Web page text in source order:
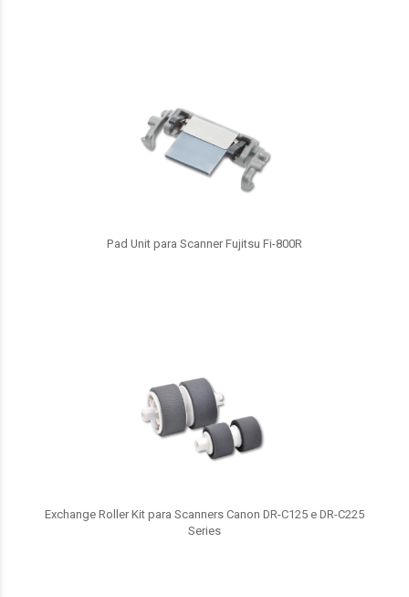
Pad Unit para Scanner Fujitsu Fi-800R
Exchange Roller Kit para Scanners Canon DR-C125 e DR-C225
Series